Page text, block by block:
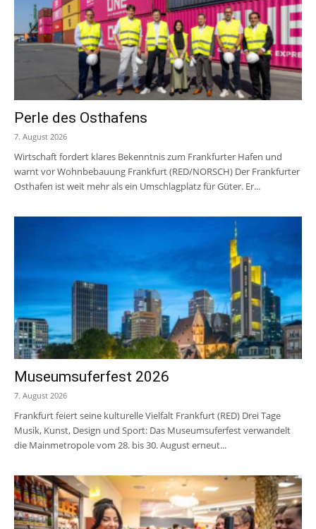
Perle des Osthafens
7. August 2026
Wirtschaft fordert klares Bekenntnis zum Frankfurter Hafen und
warnt vor Wohnbebauung Frankfurt (RED/NORSCH) Der Frankfurter
Osthafen ist weit mehr als ein Umschlagplatz für Güter. Er...
Museumsuferfest 2026
7. August 2026
Frankfurt feiert seine kulturelle Vielfalt Frankfurt (RED) Drei Tage
Musik, Kunst, Design und Sport: Das Museumsuferfest verwandelt
die Mainmetropole vom 28. bis 30. August erneut...